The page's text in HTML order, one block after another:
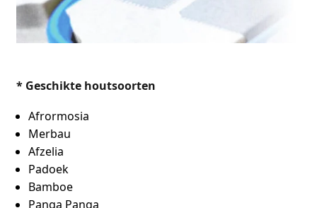
* Geschikte houtsoorten
Afrormosia
Merbau
Afzelia
Padoek
Bamboe
Panga Panga